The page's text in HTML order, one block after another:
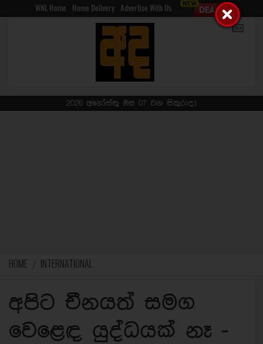
WNL Home Home Delivery Advertise With Us
2026 අගෝස්තු මස 07 වන සිකුරාදා
HOME INTERNATIONAL
අපිට චීනයත් සමග
වෙළෙඳ යුද්ධයක් නෑ -